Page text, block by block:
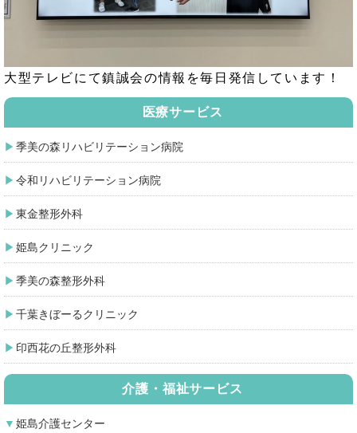
大型テレビにて鎮誠会の情報を毎日発信しています！
医療サービス
季美の森リハビリテーション病院
令和リハビリテーション病院
東金整形外科
姫島クリニック
季美の森整形外科
千葉きぼーるクリニック
印西花の丘整形外科
介護・福祉サービス
姫島介護センター